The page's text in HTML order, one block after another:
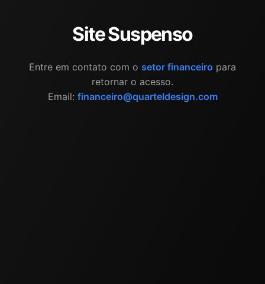
Site Suspenso
Entre em contato com o setor financeiro para
retornar o acesso.
Email: financeiro@quarteldesign.com